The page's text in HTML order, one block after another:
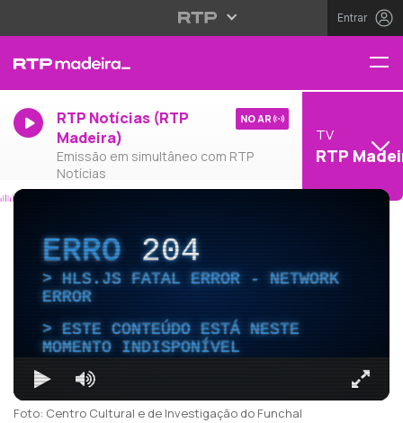
Entrar
RTP Notícias (RTP
Madeira)
Emissão em simultâneo com RTP
Notícias
NO AR
TV
RTP
ERRO204
HLS.JS FATAL ERROR - NETWORK
ERROR
ESTE CONTEÚDO ESTÁ NESTE
MOMENTO INDISPONÍVEL
Foto: Centro Cultural e de Investigação do Funchal